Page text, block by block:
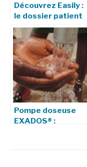
Découvrez Easily :
le dossier patient
informatisé
innovant des HCL
Pompe doseuse
EXADOS® :